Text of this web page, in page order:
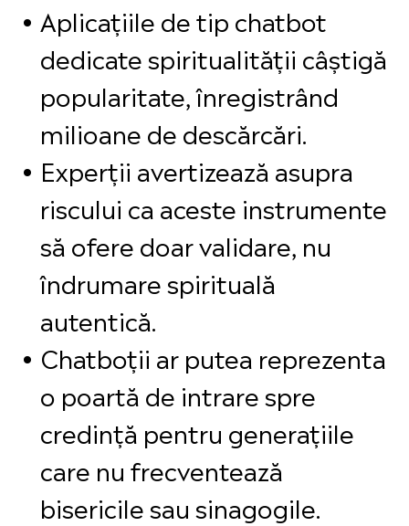
Aplicațiile de tip chatbot
dedicate spiritualității câștigă
popularitate, înregistrând
milioane de descărcări.
Experții avertizează asupra
riscului ca aceste instrumente
să ofere doar validare, nu
îndrumare spirituală
autentică.
Chatboții ar putea reprezenta
o poartă de intrare spre
credință pentru generațiile
care nu frecventează
bisericile sau sinagogile.